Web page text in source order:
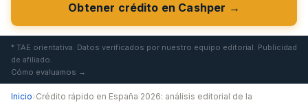
Obtener crédito en Cashper →
* TAE orientativa. Datos verificados por nuestro equipo editorial. Publicidad
de afiliado.
Cómo evaluamos →
Inicio›Crédito rápido en España 2026: análisis editorial de la